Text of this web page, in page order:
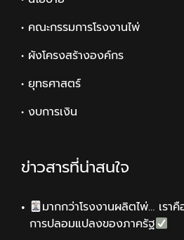
• คณะกรรมการโรงงานไพ่
• ผังโครงสร้างองค์กร
• ยุทธศาสตร์
• งบการเงิน
ข่าวสารที่น่าสนใจ
มากกว่าโรงงานผลิตไพ่… เร
การปลอมแปลงของภาครัฐ